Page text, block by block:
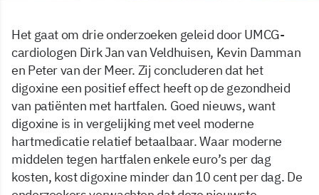
Het gaat om drie onderzoeken geleid door UMCG-
cardiologen Dirk Jan van Veldhuisen, Kevin Damman
en Peter van der Meer. Zij concluderen dat het
digoxine een positief effect heeft op de gezondheid
van patiënten met hartfalen. Goed nieuws, want
digoxine is in vergelijking met veel moderne
hartmedicatie relatief betaalbaar. Waar moderne
middelen tegen hartfalen enkele euro’s per dag
kosten, kost digoxine minder dan 10 cent per dag. De